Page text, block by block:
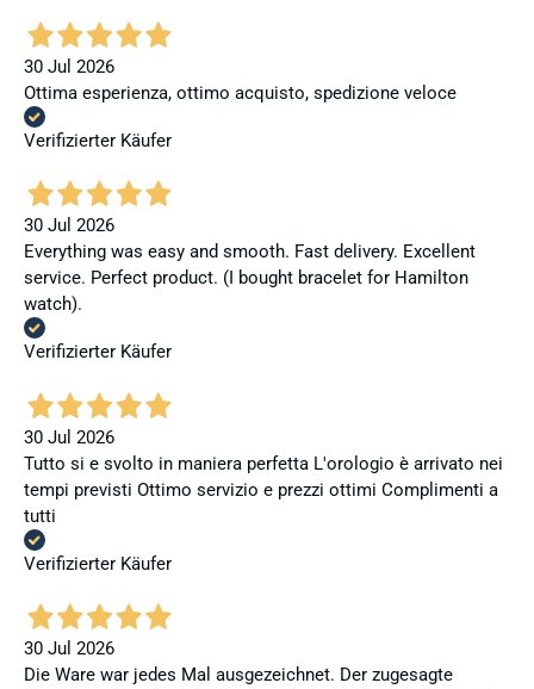
30 Jul 2026
Ottima esperienza, ottimo acquisto, spedizione veloce
Verifizierter Käufer
30 Jul 2026
Everything was easy and smooth. Fast delivery. Excellent
service. Perfect product. (I bought bracelet for Hamilton
watch).
Verifizierter Käufer
30 Jul 2026
Tutto si e svolto in maniera perfetta L'orologio è arrivato nei
tempi previsti Ottimo servizio e prezzi ottimi Complimenti a
tutti
Verifizierter Käufer
30 Jul 2026
Die Ware war jedes Mal ausgezeichnet. Der zugesagte